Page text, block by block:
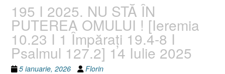
195 I 2025. NU STĂ ÎN
PUTEREA OMULUI ! [Ieremia
10.23 I 1 Împărați 19.4-8 I
Psalmul 127.2] 14 Iulie 2025
5 ianuarie, 2026 Florin